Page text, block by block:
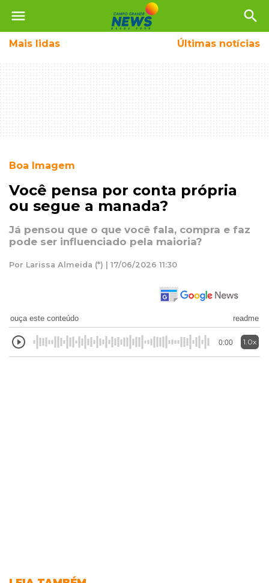
menu search
Mais lidas Últimas notícias
Boa Imagem
Você pensa por conta própria
ou segue a manada?
Já pensou que o que você fala, compra e faz
pode ser influenciado pela maioria?
Por Larissa Almeida (*) | 17/06/2026 11:30
ouça este conteúdo readme
0:00 1.0x